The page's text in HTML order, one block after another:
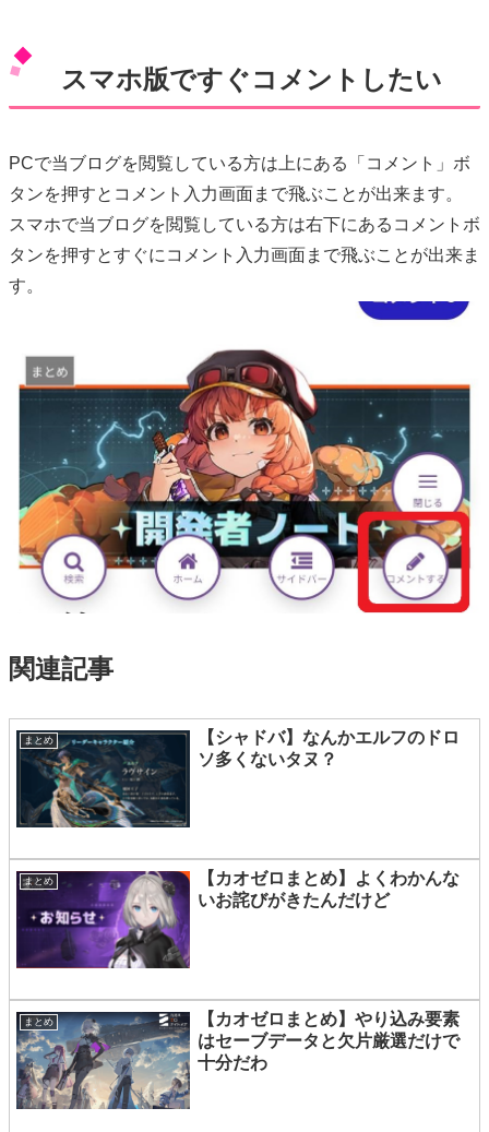
スマホ版ですぐコメントしたい
PCで当ブログを閲覧している方は上にある「コメント」ボ
タンを押すとコメント入力画面まで飛ぶことが出来ます。
スマホで当ブログを閲覧している方は右下にあるコメントボ
タンを押すとすぐにコメント入力画面まで飛ぶことが出来ま
す。
関連記事
まとめ
【シャドバ】なんかエルフのドロ
ソ多くないタヌ？
まとめ
【カオゼロまとめ】よくわかんな
いお詫びがきたんだけど
まとめ
【カオゼロまとめ】やり込み要素
はセーブデータと欠片厳選だけで
十分だわ